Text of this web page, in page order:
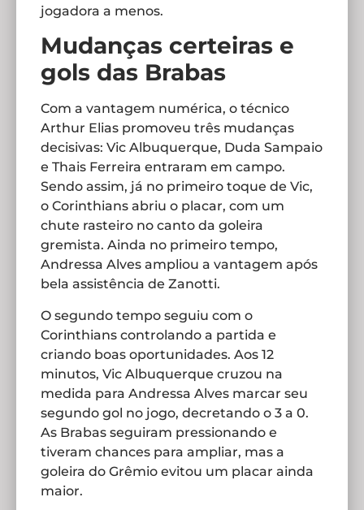
jogadora a menos.
Mudanças certeiras e
gols das Brabas
Com a vantagem numérica, o técnico
Arthur Elias promoveu três mudanças
decisivas: Vic Albuquerque, Duda Sampaio
e Thais Ferreira entraram em campo.
Sendo assim, já no primeiro toque de Vic,
o Corinthians abriu o placar, com um
chute rasteiro no canto da goleira
gremista. Ainda no primeiro tempo,
Andressa Alves ampliou a vantagem após
bela assistência de Zanotti.
O segundo tempo seguiu com o
Corinthians controlando a partida e
criando boas oportunidades. Aos 12
minutos, Vic Albuquerque cruzou na
medida para Andressa Alves marcar seu
segundo gol no jogo, decretando o 3 a 0.
As Brabas seguiram pressionando e
tiveram chances para ampliar, mas a
goleira do Grêmio evitou um placar ainda
maior.